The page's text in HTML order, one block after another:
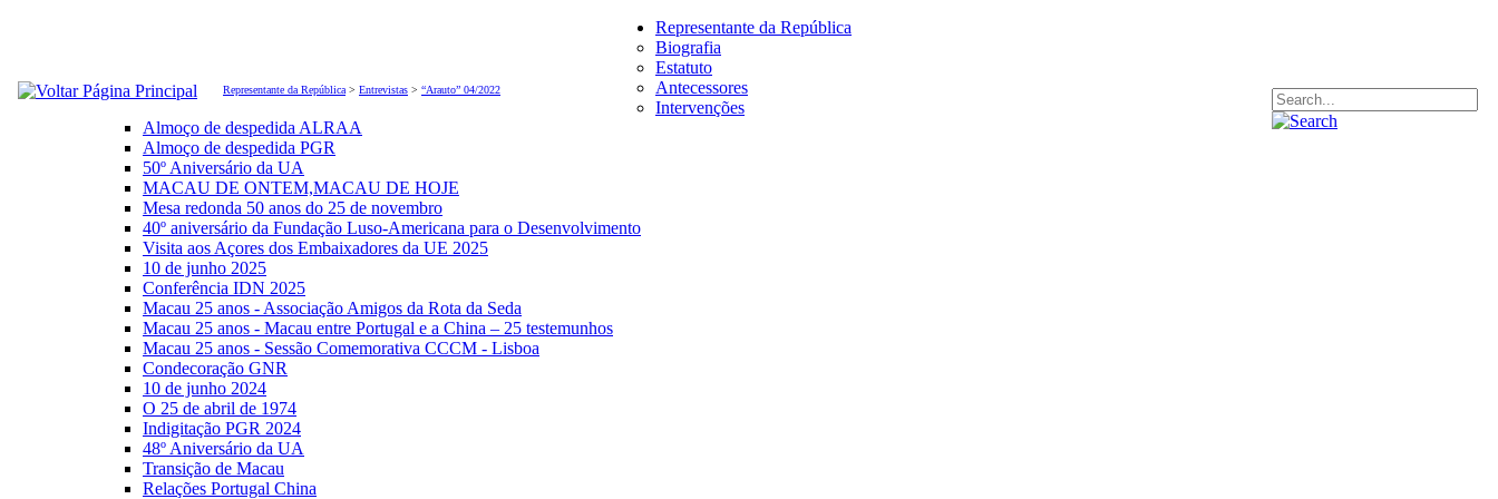
Representante da República > Entrevistas > “Arauto” 04/2022
Representante da República
Biografia
Estatuto
Antecessores
Intervenções
Almoço de despedida ALRAA
Almoço de despedida PGR
50º Aniversário da UA
MACAU DE ONTEM,MACAU DE HOJE
Mesa redonda 50 anos do 25 de novembro
40º aniversário da Fundação Luso-Americana para o Desenvolvimento
Visita aos Açores dos Embaixadores da UE 2025
10 de junho 2025
Conferência IDN 2025
Macau 25 anos - Associação Amigos da Rota da Seda
Macau 25 anos - Macau entre Portugal e a China – 25 testemunhos
Macau 25 anos - Sessão Comemorativa CCCM - Lisboa
Condecoração GNR
10 de junho 2024
O 25 de abril de 1974
Indigitação PGR 2024
48º Aniversário da UA
Transição de Macau
Relações Portugal China